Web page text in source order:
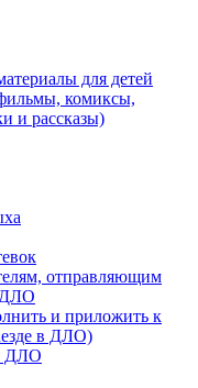
для детей
комиксы,
и рассказы)
отправляющим
ДЛО
и приложить к
в ДЛО)
ДЛО